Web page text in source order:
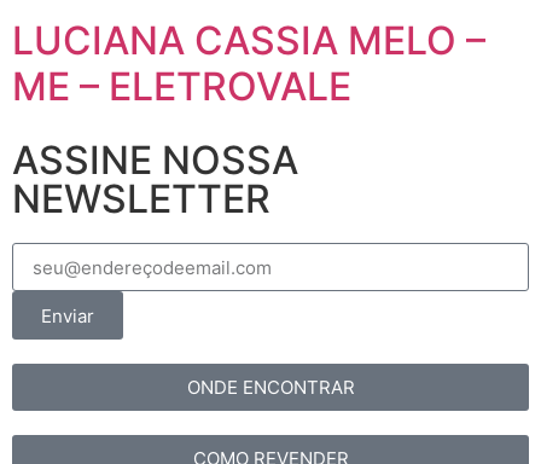
LUCIANA CASSIA MELO –
ME – ELETROVALE
ASSINE NOSSA
NEWSLETTER
Enviar
ONDE ENCONTRAR
COMO REVENDER